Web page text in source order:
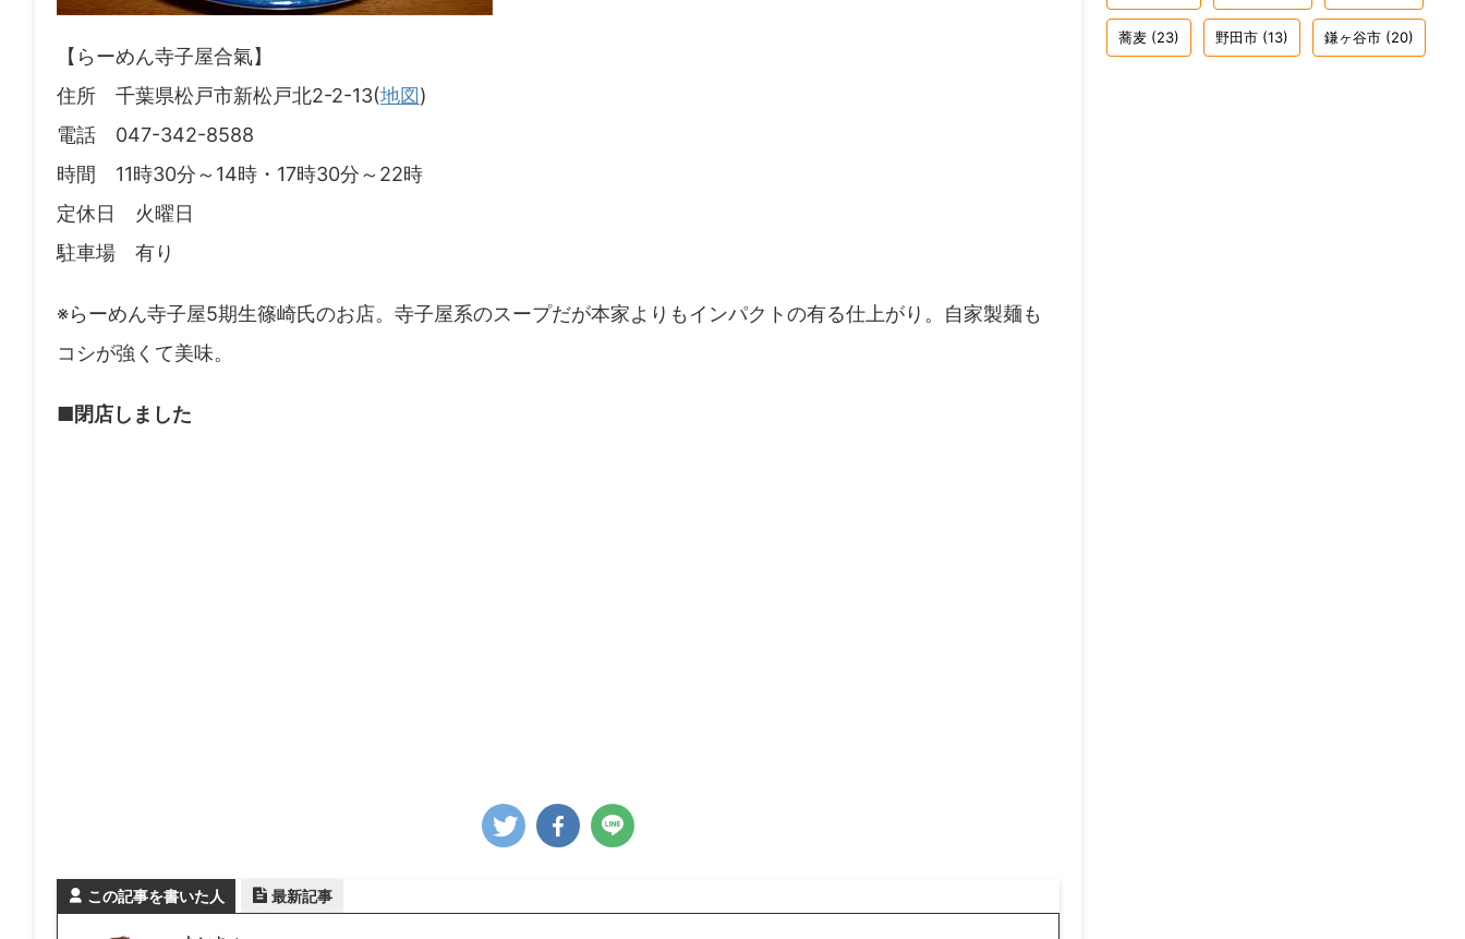
【らーめん寺子屋合氣】
住所 千葉県松戸市新松戸北2-2-13(地図)
電話 047-342-8588
時間 11時30分～14時・17時30分～22時
定休日 火曜日
駐車場 有り
※らーめん寺子屋5期生篠崎氏のお店。寺子屋系のスープだが本家よりもインパクトの有る仕上がり。自家製麺も
コシが強くて美味。
■閉店しました
この記事を書いた人 最新記事
蕎麦 (23) 野田市 (13) 鎌ヶ谷市 (20)